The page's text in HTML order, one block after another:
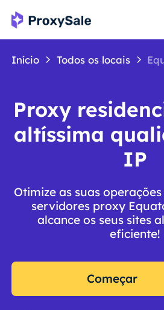
Início Todos os locais
Proxy
altíssima
IP
Otimize as suas
servidores proxy
alcance os seus sites
eficiente!
Começar